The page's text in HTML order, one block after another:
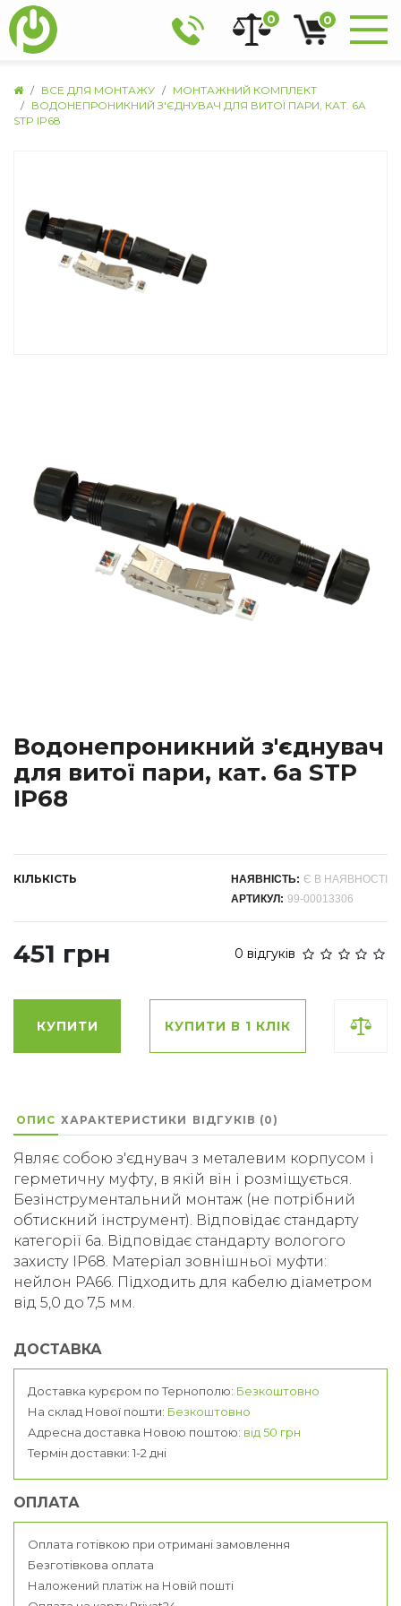
0 0
ВСЕ ДЛЯ МОНТАЖУ
МОНТАЖНИЙ КОМПЛЕКТ
ВОДОНЕПРОНИКНИЙ З'ЄДНУВАЧ ДЛЯ ВИТОЇ ПАРИ, КАТ. 6A
STP IP68
Водонепроникний з'єднувач
для витої пари, кат. 6a STP
IP68
КІЛЬКІСТЬ НАЯВНІСТЬ: Є В НАЯВНОСТІ
АРТИКУЛ: 99-00013306
451 грн 0 відгуків
КУПИТИ КУПИТИ В 1 КЛІК
ОПИС ХАРАКТЕРИСТИКИ ВІДГУКІВ (0)
Являє собою з'єднувач з металевим корпусом і
герметичну муфту, в якій він і розміщується.
Безінструментальний монтаж (не потрібний
обтискний інструмент). Відповідає стандарту
категорії 6а. Відповідає стандарту вологого
захисту IP68. Матеріал зовнішньої муфти:
нейлон PA66. Підходить для кабелю діаметром
від 5,0 до 7,5 мм.
ДОСТАВКА
Доставка курєром по Тернополю: Безкоштовно
На склад Нової пошти: Безкоштовно
Адресна доставка Новою поштою: від 50 грн
Термін доставки: 1-2 дні
ОПЛАТА
Оплата готівкою при отримані замовлення
Безготівкова оплата
Наложений платіж на Новій пошті